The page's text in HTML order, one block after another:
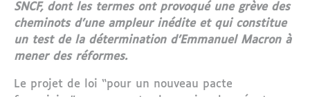
SNCF, dont les termes ont provoqué une grève des
cheminots d’une ampleur inédite et qui constitue
un test de la détermination d’Emmanuel Macron à
mener des réformes.
Le projet de loi “pour un nouveau pacte